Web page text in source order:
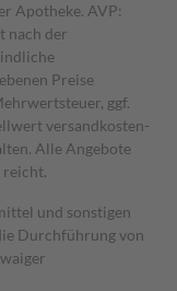
Apotheke. AVP:
nach der
Preise
ggf.
versand­kosten­
Alle Angebote
reicht.
und sonstigen
Durchführung von